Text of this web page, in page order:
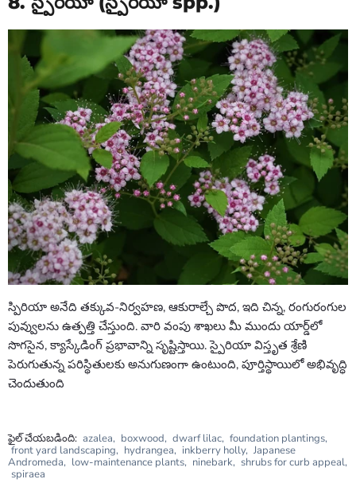
స్పిరియా అనేది తక్కువ-నిర్వహణ, ఆకురాల్చే పొద, ఇది చిన్న, రంగురంగుల
పువ్వులను ఉత్పత్తి చేస్తుంది. వారి వంపు శాఖలు మీ ముందు యార్డ్‌లో
సొగసైన, క్యాస్కేడింగ్ ప్రభావాన్ని సృష్టిస్తాయి. స్పైరియా విస్తృత శ్రేణి
పెరుగుతున్న పరిస్థితులకు అనుగుణంగా ఉంటుంది, పూర్తిస్థాయిలో అభివృద్ధి
చెందుతుంది
ఫైల్ చేయబడింది: azalea, boxwood, dwarf lilac, foundation plantings,
front yard landscaping, hydrangea, inkberry holly, Japanese
Andromeda, low-maintenance plants, ninebark, shrubs for curb appeal,
spiraea